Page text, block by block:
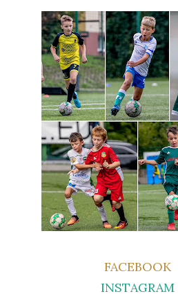
FACEBOOK
INSTAGRAM